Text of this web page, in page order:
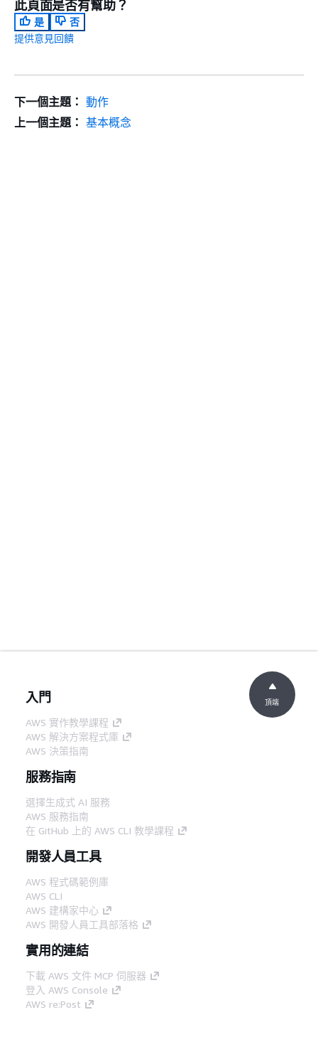
此頁面是否有幫助？
是
否
提供意見回饋
下一個主題： 動作
上一個主題： 基本概念
入門
AWS 實作教學課程
AWS 解決方案程式庫
AWS 決策指南
服務指南
選擇生成式 AI 服務
AWS 服務指南
在 GitHub 上的 AWS CLI 教學課程
開發人員工具
AWS 程式碼範例庫
AWS CLI
AWS 建構家中心
AWS 開發人員工具部落格
實用的連結
下載 AWS 文件 MCP 伺服器
登入 AWS Console
AWS re:Post
頂端